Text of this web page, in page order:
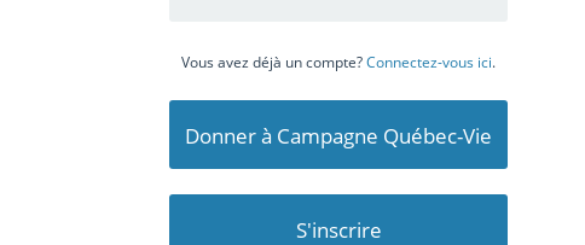
Vous avez déjà un compte?Connectez-vous ici.
Donner à Campagne Québec-Vie
S'inscrire